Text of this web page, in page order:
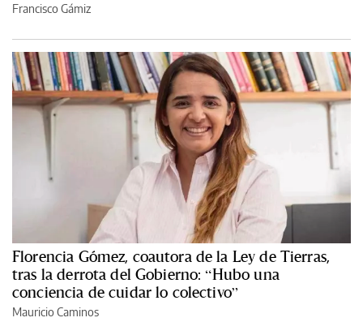
Francisco Gámiz
Florencia Gómez, coautora de la Ley de Tierras,
tras la derrota del Gobierno: “Hubo una
conciencia de cuidar lo colectivo”
Mauricio Caminos